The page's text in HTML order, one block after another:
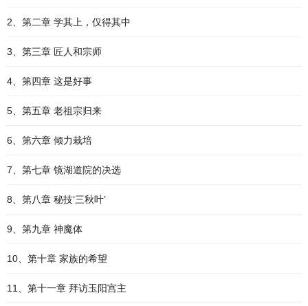
2、第二章 学其上，仅得其中
3、第三章 匠人和宗师
4、第四章 这是好事
5、第五章 老祖宗归来
6、第六章 倾力栽培
7、第七章 镜湖道院的决选
8、第八章 秘技‘三秋叶’
9、第九章 神魔体
10、第十章 家族的希望
11、第十一章 拜访玉阳宫主